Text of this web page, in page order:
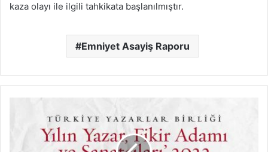
kaza olayı ile ilgili tahkikata başlanılmıştır.
Emniyet Asayiş Raporu